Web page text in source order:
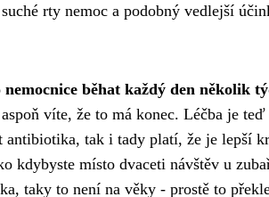
rty nemoc a podobný vedlejší
běhat každý den několik
víte, že to má konec. Léčba je
antibiotika, tak i tady platí, že je lepší
kdybyste místo dvaceti návštěv u
taky to není na věky - prostě to